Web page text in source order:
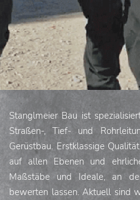
Stanglmeier Bau ist
Straßen-, Tief- und
Gerüstbau. Erstklassige
auf allen Ebenen und
Maßstäbe und Ideale, an
bewerten lassen. Aktuell sind